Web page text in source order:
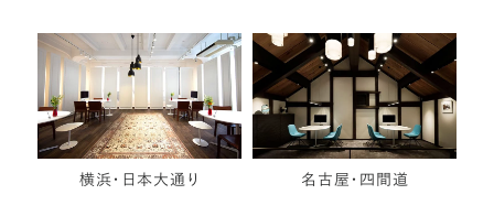
横浜・日本大通り 名古屋・四間道